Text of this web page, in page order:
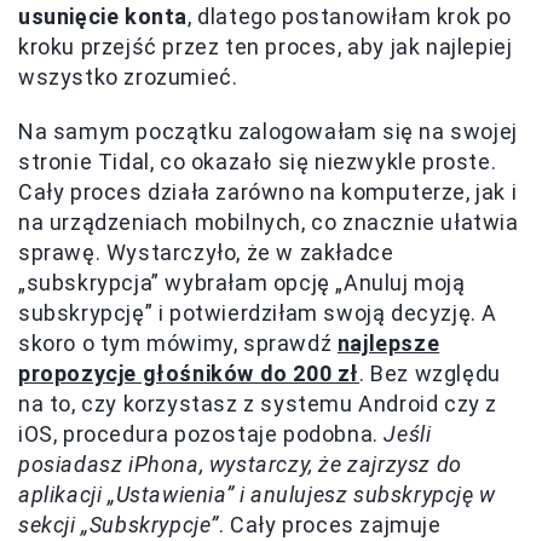
usunięcie konta, dlatego postanowiłam krok po
kroku przejść przez ten proces, aby jak najlepiej
wszystko zrozumieć.
Na samym początku zalogowałam się na swojej
stronie Tidal, co okazało się niezwykle proste.
Cały proces działa zarówno na komputerze, jak i
na urządzeniach mobilnych, co znacznie ułatwia
sprawę. Wystarczyło, że w zakładce
„subskrypcja” wybrałam opcję „Anuluj moją
subskrypcję” i potwierdziłam swoją decyzję. A
skoro o tym mówimy, sprawdź najlepsze
propozycje głośników do 200 zł. Bez względu
na to, czy korzystasz z systemu Android czy z
iOS, procedura pozostaje podobna.Jeśli
posiadasz iPhona, wystarczy, że zajrzysz do
aplikacji „Ustawienia” i anulujesz subskrypcję w
sekcji „Subskrypcje”. Cały proces zajmuje